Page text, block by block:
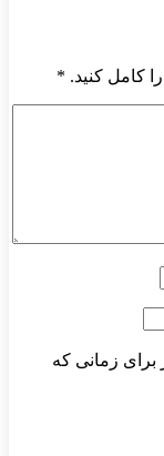
کامل کنید. *
برای زمانی که